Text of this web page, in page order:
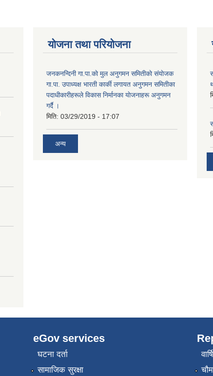
योजना तथा परियोजना
जनकनन्दिनी गा.पा.काे मुल अनुगमन समितीकाे संयाेजक
गा.पा. उपाध्यक्ष भारती कार्की लगायत अनुगमन समितीका
पदाधीकारीहरूले विकास निर्मानका याेजनाहरू अनुगमन
गर्दै ।
मिति: 03/29/2019 - 17:07
अन्य
eGov services
घटना दर्ता
सामाजिक सुरक्षा